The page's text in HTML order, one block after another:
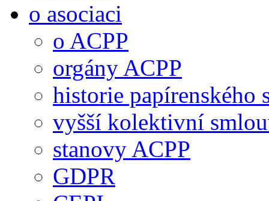
o asociaci
o ACPP
orgány ACPP
historie papírenského
vyšší kolektivní
stanovy ACPP
GDPR